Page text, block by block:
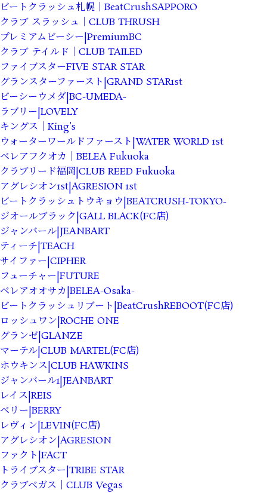
ビートクラッシュ札幌｜BeatCrushSAPPORO
クラブ スラッシュ｜CLUB THRUSH
プレミアムビーシー|PremiumBC
クラブ テイルド｜CLUB TAILED
ファイブスターFIVE STAR STAR
グランスターファースト|GRAND STAR1st
ビーシーウメダ|BC-UMEDA-
ラブリー|LOVELY
キングス｜King's
ウォーターワールドファースト|WATER WORLD 1st
ベレアフクオカ｜BELEA Fukuoka
クラブリード福岡|CLUB REED Fukuoka
アグレシオン1st|AGRESION 1st
ビートクラッシュトウキョウ|BEATCRUSH-TOKYO-
ジオールブラック|GALL BLACK(FC店)
ジャンバール|JEANBART
ティーチ|TEACH
サイファー|CIPHER
フューチャー|FUTURE
ベレアオオサカ|BELEA-Osaka-
ビートクラッシュリブート|BeatCrushREBOOT(FC店)
ロッシュワン|ROCHE ONE
グランゼ|GLANZE
マーテル|CLUB MARTEL(FC店)
ホウキンス|CLUB HAWKINS
ジャンバール1|JEANBART
レイス|REIS
ベリー|BERRY
レヴィン|LEVIN(FC店)
アグレシオン|AGRESION
ファクト|FACT
トライブスター|TRIBE STAR
クラブベガス｜CLUB Vegas